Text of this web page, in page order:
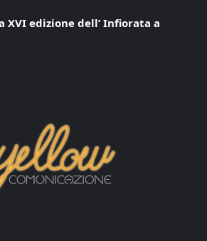
XVI edizione dell’ Infiorata a